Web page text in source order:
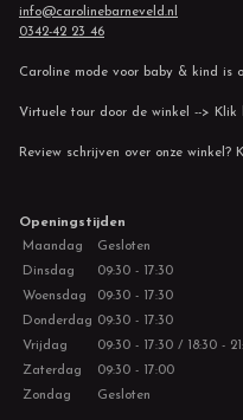
info@carolinebarneveld.nl
0342-42 23 46
Caroline mode voor baby & kind is
Virtuele tour door de winkel --> Klik
Review schrijven over onze winkel?
Openingstijden
Maandag
Gesloten
Dinsdag
09:30 - 17:30
Woensdag
09:30 - 17:30
Donderdag 09:30 - 17:30
Vrijdag
09:30 - 17:30 / 18:30 -
Zaterdag
09:30 - 17:00
Zondag
Gesloten